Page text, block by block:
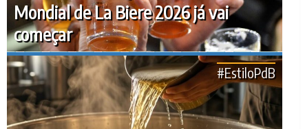
Mondial de La Biere 2026 já vai
começar
#EstiloPdB